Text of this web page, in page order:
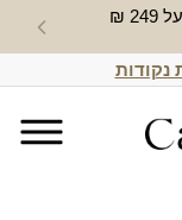
₪ חדש
נקודות